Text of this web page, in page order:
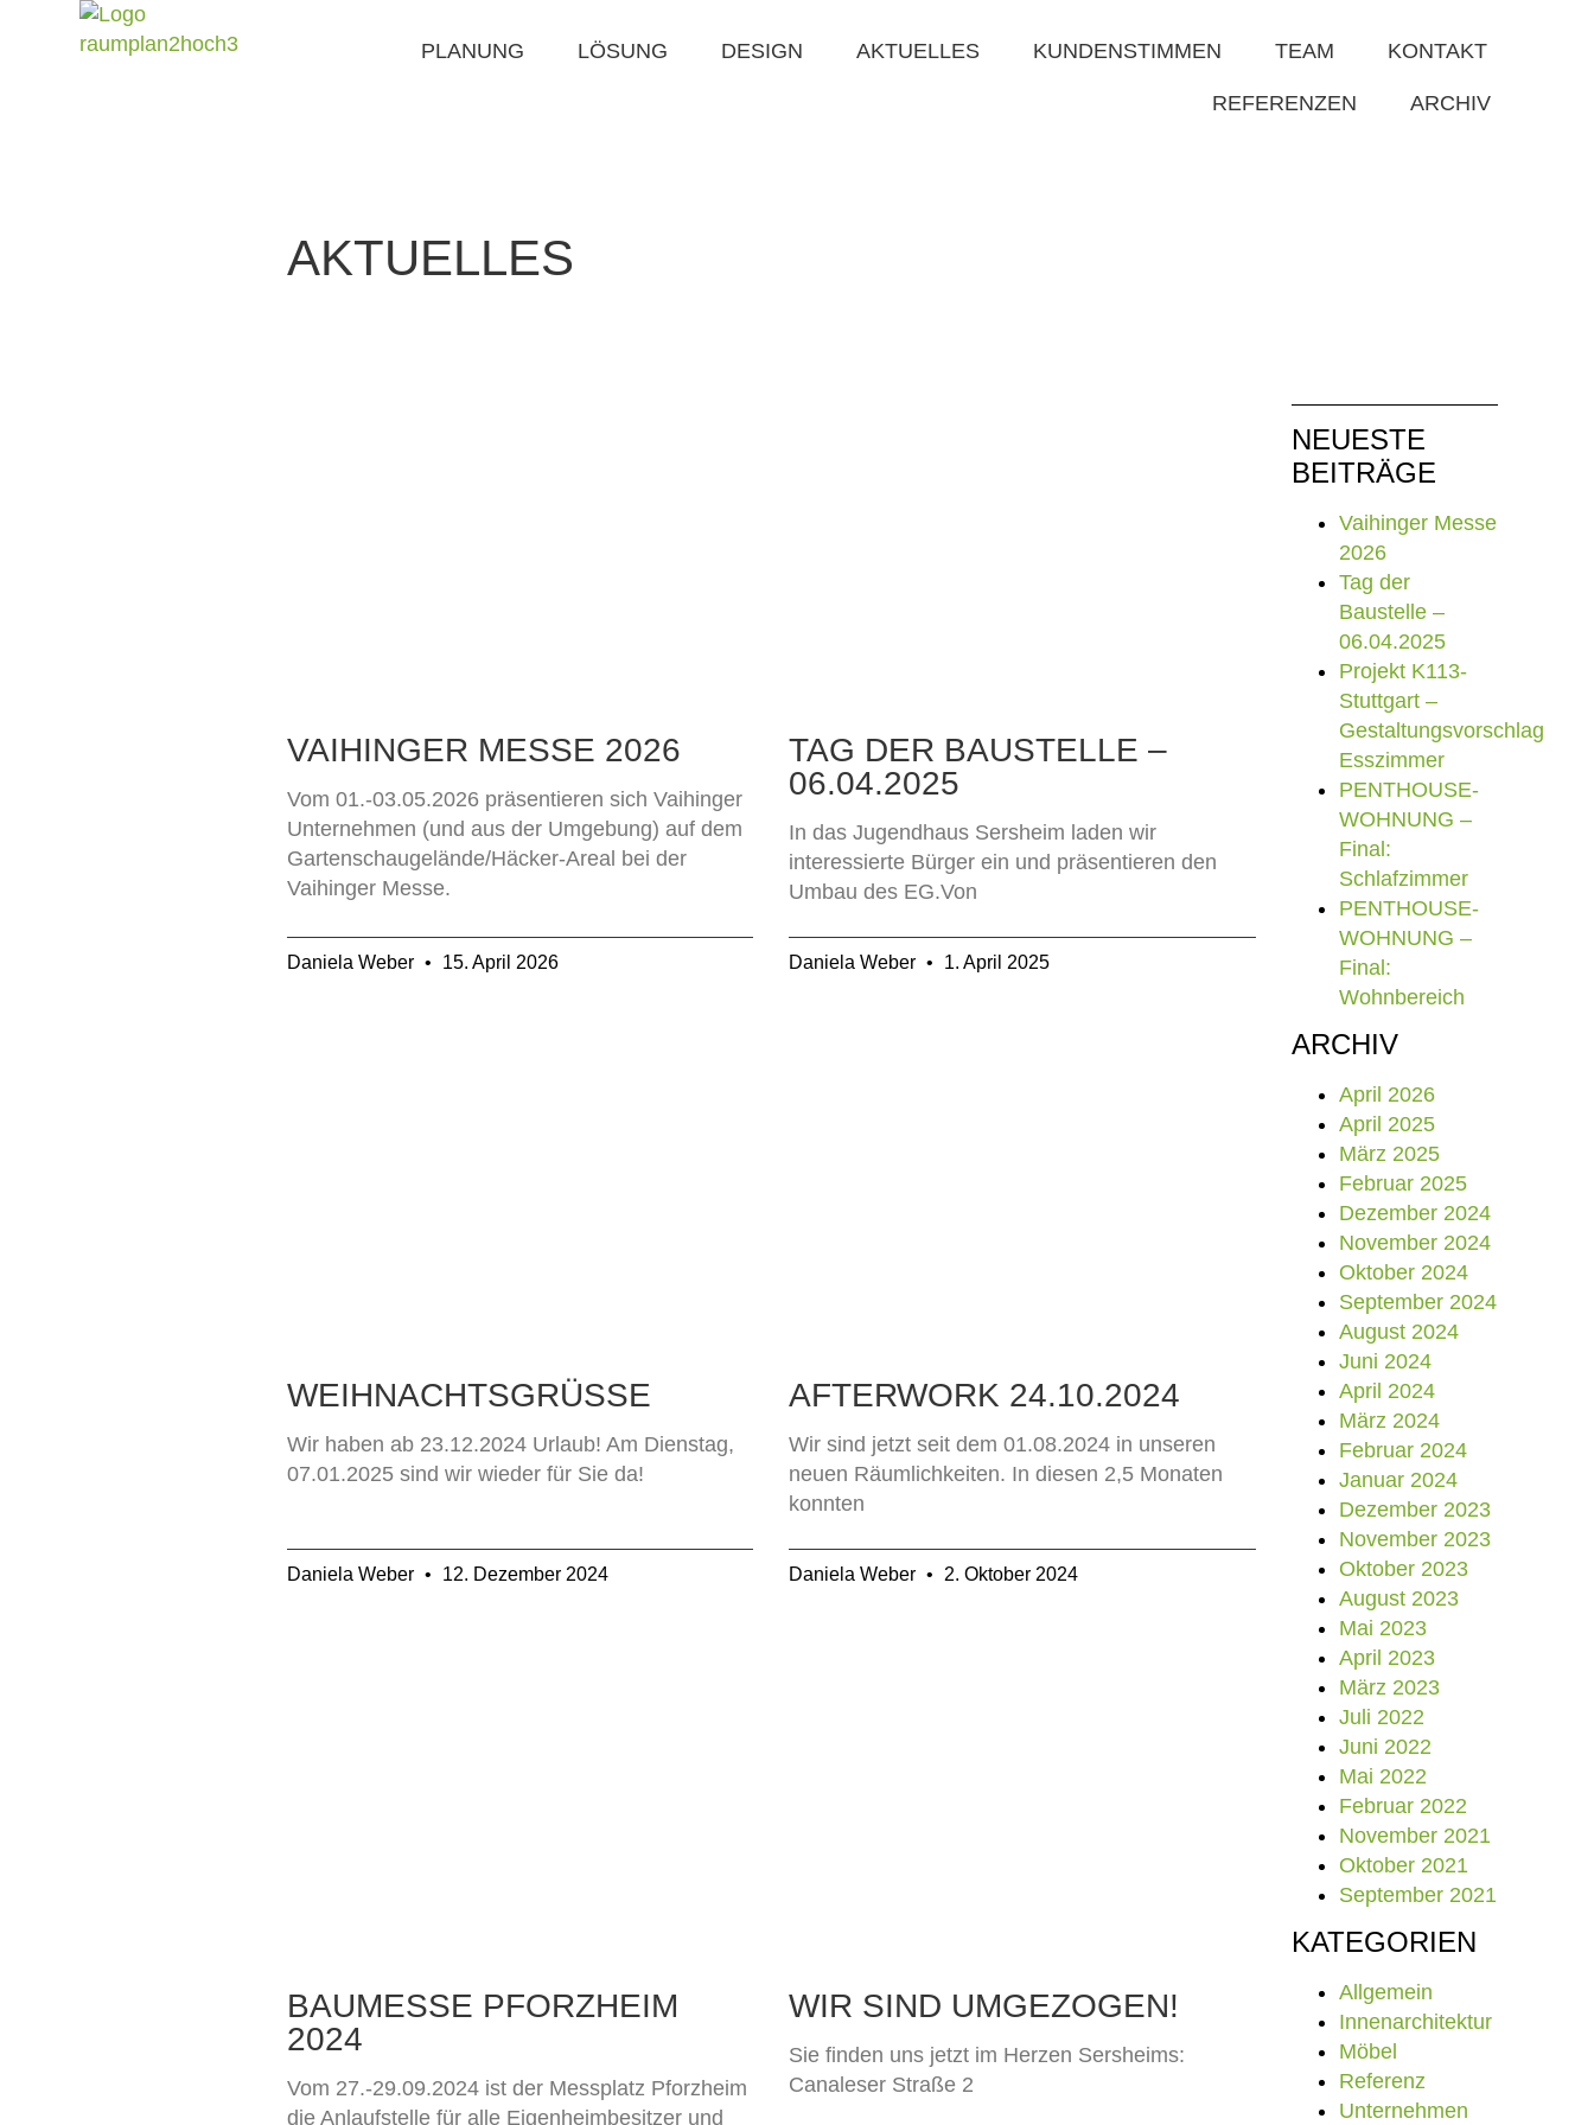
PLANUNG LÖSUNG DESIGN AKTUELLES KUNDENSTIMMEN TEAM KONTAKT
REFERENZEN ARCHIV
AKTUELLES
VAIHINGER MESSE 2026
Vom 01.-03.05.2026 präsentieren sich Vaihinger
Unternehmen (und aus der Umgebung) auf dem
Gartenschaugelände/Häcker-Areal bei der
Vaihinger Messe.
Daniela Weber 15. April 2026
TAG DER BAUSTELLE –
06.04.2025
In das Jugendhaus Sersheim laden wir
interessierte Bürger ein und präsentieren den
Umbau des EG.Von
Daniela Weber 1. April 2025
WEIHNACHTSGRÜSSE
Wir haben ab 23.12.2024 Urlaub! Am Dienstag,
07.01.2025 sind wir wieder für Sie da!
Daniela Weber 12. Dezember 2024
AFTERWORK 24.10.2024
Wir sind jetzt seit dem 01.08.2024 in unseren
neuen Räumlichkeiten. In diesen 2,5 Monaten
konnten
Daniela Weber 2. Oktober 2024
BAUMESSE PFORZHEIM
2024
Vom 27.-29.09.2024 ist der Messplatz Pforzheim
die Anlaufstelle für alle Eigenheimbesitzer und
WIR SIND UMGEZOGEN!
Sie finden uns jetzt im Herzen Sersheims:
Canaleser Straße 2
NEUESTE
BEITRÄGE
Vaihinger Messe
2026
Tag der
Baustelle –
06.04.2025
Projekt K113-
Stuttgart –
Gestaltungsvorschlag
Esszimmer
PENTHOUSE-
WOHNUNG –
Final:
Schlafzimmer
PENTHOUSE-
WOHNUNG –
Final:
Wohnbereich
ARCHIV
April 2026
April 2025
März 2025
Februar 2025
Dezember 2024
November 2024
Oktober 2024
September 2024
August 2024
Juni 2024
April 2024
März 2024
Februar 2024
Januar 2024
Dezember 2023
November 2023
Oktober 2023
August 2023
Mai 2023
April 2023
März 2023
Juli 2022
Juni 2022
Mai 2022
Februar 2022
November 2021
Oktober 2021
September 2021
KATEGORIEN
Allgemein
Innenarchitektur
Möbel
Referenz
Unternehmen